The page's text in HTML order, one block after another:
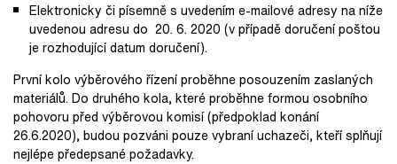
Elektronicky či písemně s uvedením e-mailové adresy na níže
uvedenou adresu do 20. 6. 2020 (v případě doručení poštou
je rozhodující datum doručení).
První kolo výběrového řízení proběhne posouzením zaslaných
materiálů. Do druhého kola, které proběhne formou osobního
pohovoru před výběrovou komisí (předpoklad konání
26.6.2020), budou pozváni pouze vybraní uchazeči, kteří splňují
nejlépe předepsané požadavky.